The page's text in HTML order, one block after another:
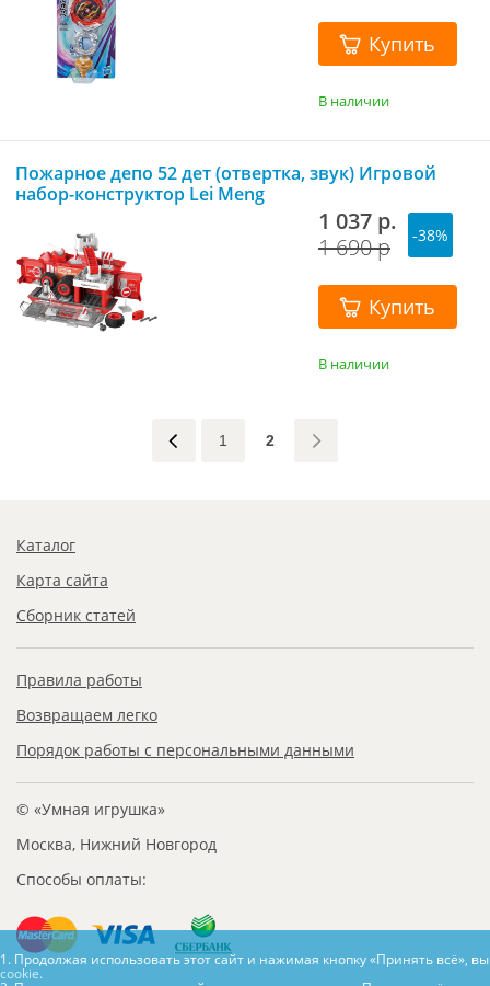
Купить
В наличии
Пожарное депо 52 дет (отвертка, звук) Игровой
набор-конструктор Lei Meng
1 037 р.
1 690 р
-38%
Купить
В наличии
1 2
Каталог
Карта сайта
Сборник статей
Правила работы
Возвращаем легко
Порядок работы с персональными данными
© «Умная игрушка»
Москва, Нижний Новгород
Способы оплаты:
1. Продолжая использовать этот сайт и нажимая кнопку «Принять всё»,
cookie.